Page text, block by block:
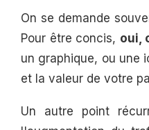
On se demande
Pour être concis, oui,
un graphique, ou une
et la valeur de votre
Un autre point